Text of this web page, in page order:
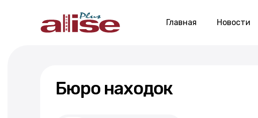
Главная Новости
Бюро находок